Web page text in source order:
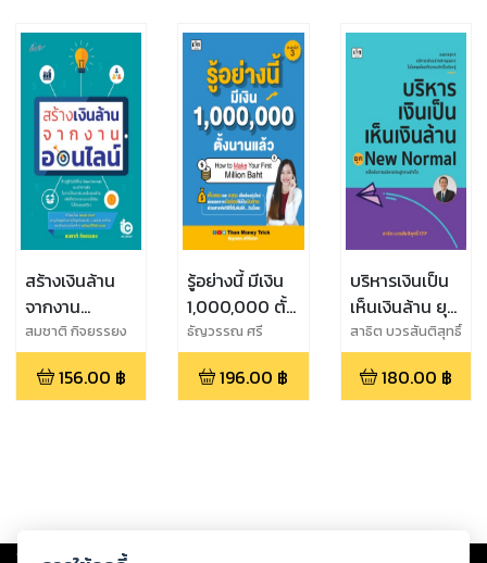
สร้างเงินล้าน
จากงาน
ออนไลน์
สมชาติ กิจยรรยง
156.00 ฿
รู้อย่างนี้ มีเงิน
1,000,000 ตั้ง
นานแล้ว พิมพ์
ครั้งที่ 3
ธัญวรรณ ศรี
จันทรา
196.00 ฿
บริหารเงินเป็น
เห็นเงินล้าน ยุค
New Normal
สาธิต บวรสันติสุทธิ์
CFP
180.00 ฿
Copyright © 2026